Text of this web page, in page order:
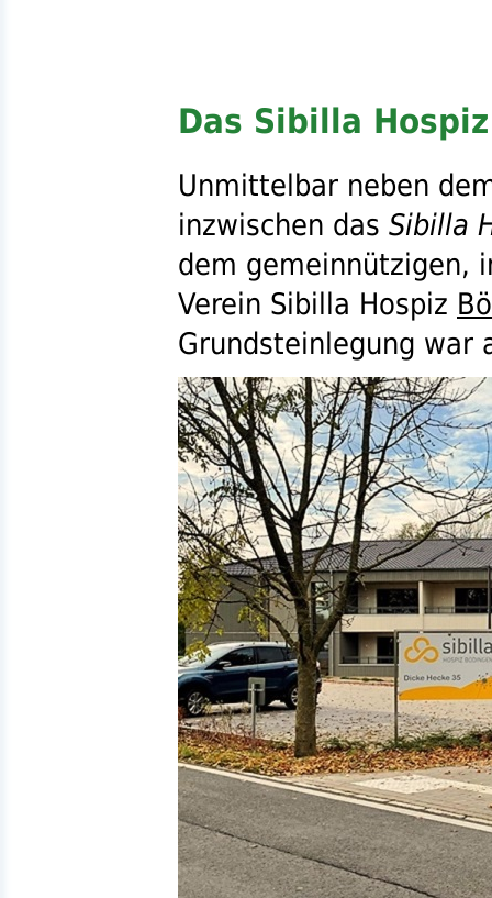
Das Sibilla
Unmittelbar neben
inzwischen das Sibilla
dem gemeinnützigen,
Verein Sibilla Hospiz
Grundsteinlegung war